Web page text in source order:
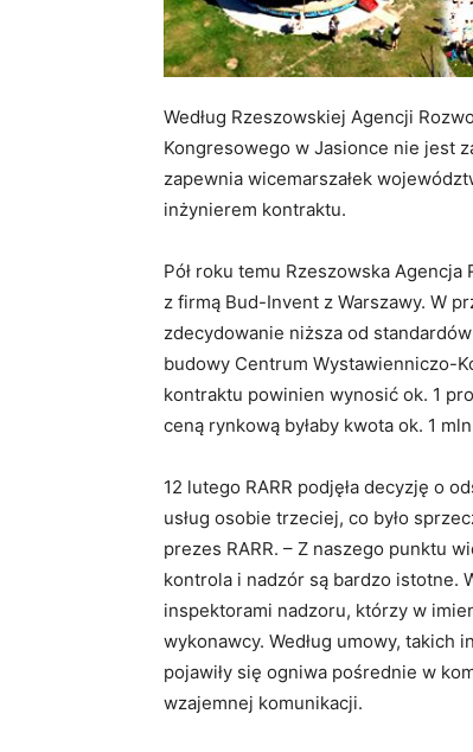
Według Rzeszowskiej Agencji
Kongresowego w Jasionce nie jest
zapewnia wicemarszałek
inżynierem kontraktu.
Pół roku temu Rzeszowska
z firmą Bud-Invent z Warszawy. W
zdecydowanie niższa od
budowy Centrum Wystawienniczo-
kontraktu powinien wynosić ok. 1
ceną rynkową byłaby kwota ok. 1
12 lutego RARR podjęła decyzję o
usług osobie trzeciej, co było
prezes RARR. – Z naszego punktu
kontrola i nadzór są bardzo istotne.
inspektorami nadzoru, którzy w
wykonawcy. Według umowy, takich
pojawiły się ogniwa pośrednie w
wzajemnej komunikacji.